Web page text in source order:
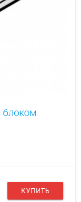
блоком
КУПИТЬ